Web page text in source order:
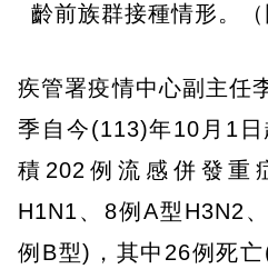
齡前族群接種情形。（
疾管署疫情中心副主任
季自今(113)年10月1
積202例流感併發重
H1N1、8例A型H3N2
例B型)，其中26例死